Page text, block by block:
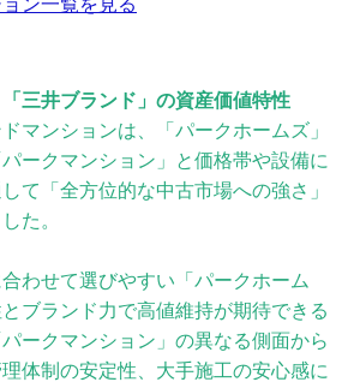
三井ブランド」の資産価値特性
マンションは、「パークホームズ」
パークマンション」と価格帯や設備に
て「全方位的な中古市場への強さ」
た。
わせて選びやすい「パークホーム
ブランド力で高値維持が期待できる
パークマンション」の異なる側面から
体制の安定性、大手施工の安心感に